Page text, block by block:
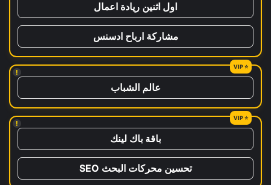
اول اثنين ريادة اعمال
مشاركة ارباح ادسنس
!
عالم الشباب
!
باقة باك لينك
تحسين محركات البحث SEO